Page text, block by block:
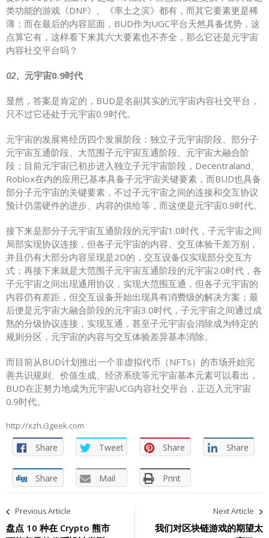
类功能的游戏《DNF》、《率土之滨》都有，而其它要素更是稀
薄；而在最后的内容层面，BUD作为UGC平台天然具备优势，这
点算它有，这样看下来其六大要素也不齐全，那么它还是元宇宙
内容社交平台吗？
02、 元宇宙0.9时代
显然，答案是肯定的，BUD是名副其实的元宇宙内容社交平台，
只不过它还处于元宇宙0.9时代。
元宇宙的发展将经历四个发展阶段：独立子元宇宙阶段、部分子
元宇宙互通阶段、大范围子元宇宙互通阶段、元宇宙大融合阶
段；目前元宇宙已初步进入独立子元宇宙阶段，Decentraland、
Roblox在内的应用已基本具备子元宇宙关键要素，而BUD也具备
部分子元宇宙的关键要素，不过子元宇宙之间的连接和交互协议
预计仍需硬件的进步、内容的供给等，而这便是元宇宙0.9时代。
接下来是部分子元宇宙互通阶段的元宇宙1.0时代，子元宇宙之间
局部实现协议连接，但各子元宇宙的内容、交互体验千差万别，
并且仍有大部分内容呈现是2D的，交互设备仅实现部分交互方
式；再接下来就是大范围子元宇宙互通阶段的元宇宙2.0时代，各
子元宇宙之间出现通用协议，实现大范围互通，但各子元宇宙的
内容仍有差距，但交互设备开始出现具有消费级的解决方案；最
后便是元宇宙大融合阶段的元宇宙3.0时代，子元宇宙之间通过成
熟的分级协议连接，实现互通，甚至子元宇宙会消除成为特定的
规则分区，元宇宙的内容与交互体验差异基本消除。
而目前从BUD计划推出一个非虚拟代币（NFTs）的市场开始完
善共识规则、价值生成、经济系统等元宇宙基本元素可以看出，
BUD在正努力地成为元宇宙UCG内容社交平台，正迈入元宇宙
0.9时代。
http://xzh.i3geek.com
Share Tweet Share Share
Share Mail Print
文
章
Previous Article
盘点 10 种在 Crypto 熊市
Next Article
我们对区块链游戏的期望太